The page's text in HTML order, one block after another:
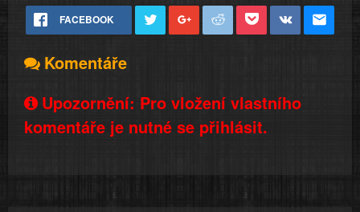
FACEBOOK
Komentáře
Upozornění: Pro vložení vlastního
komentáře je nutné se přihlásit.